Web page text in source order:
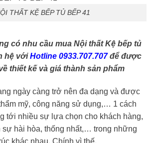
THẤT KỆ BẾP TỦ BẾP 41
có nhu cầu mua Nội thất Kệ bếp tủ
hệ vớiHotline 0933.707.707để được
thiết kế và giá thành sản phẩm
ngày càng trở nên đa dạng và được
mỹ, công năng sử dụng,… 1 cách
tới nhiều sự lựa chọn cho khách hàng,
sự hài hòa, thống nhất,… trong những
khác nhau. Chính vì thế,